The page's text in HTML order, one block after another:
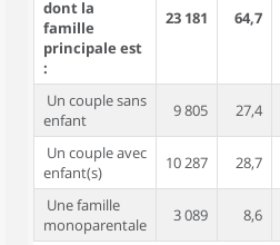
dont la
famille
principale est
:
23 181 64,7
Un couple sans
enfant
9 805 27,4
Un couple avec
enfant(s)
10 287 28,7
Une famille
monoparentale
3 089 8,6